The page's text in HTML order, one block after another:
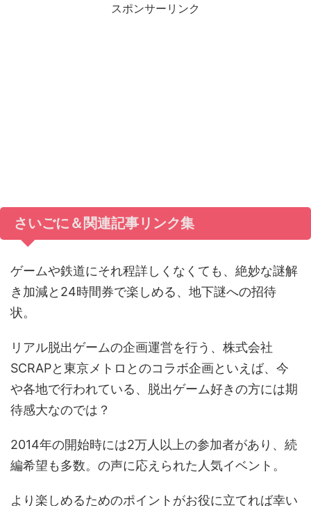
スポンサーリンク
さいごに＆関連記事リンク集
ゲームや鉄道にそれ程詳しくなくても、絶妙な謎解
き加減と24時間券で楽しめる、地下謎への招待
状。
リアル脱出ゲームの企画運営を行う、株式会社
SCRAPと東京メトロとのコラボ企画といえば、今
や各地で行われている、脱出ゲーム好きの方には期
待感大なのでは？
2014年の開始時には2万人以上の参加者があり、続
編希望も多数。の声に応えられた人気イベント。
より楽しめるためのポイントがお役に立てれば幸い